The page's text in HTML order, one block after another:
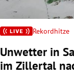
Rekordhitze
Unwetter in
im Zillertal